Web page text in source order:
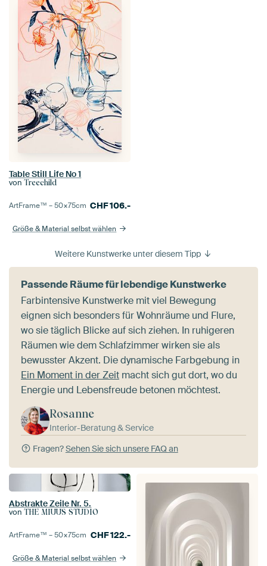
Table Still Life No 1
von Treechild
ArtFrame™ –50×75cm CHF106.-
Größe & Material selbst wählen
Weitere Kunstwerke unter diesem Tipp
Passende Räume für lebendige Kunstwerke
Farbintensive Kunstwerke mit viel Bewegung
eignen sich besonders für Wohnräume und Flure,
wo sie täglich Blicke auf sich ziehen. In ruhigeren
Räumen wie dem Schlafzimmer wirken sie als
bewusster Akzent. Die dynamische Farbgebung in
Ein Moment in der Zeit macht sich gut dort, wo du
Energie und Lebensfreude betonen möchtest.
Rosanne
Interior-Beratung & Service
Fragen?Sehen Sie sich unsere FAQ an
Abstrakte Zeile Nr. 5.
von THE MIUUS STUDIO
ArtFrame™ –50×75cm CHF122.-
Größe & Material selbst wählen